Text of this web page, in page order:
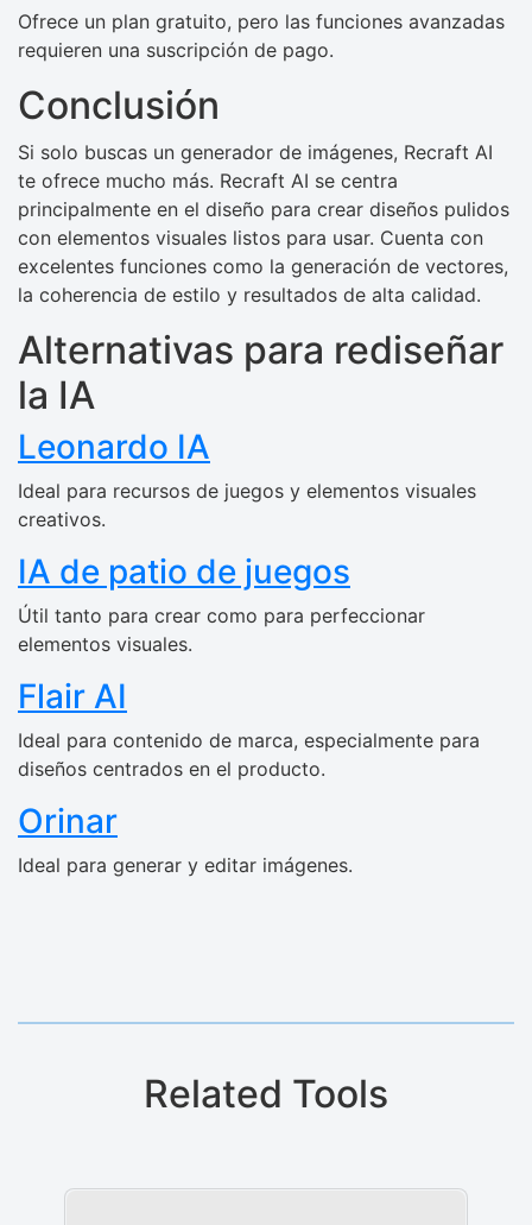
Ofrece un plan gratuito, pero las funciones avanzadas
requieren una suscripción de pago.
Conclusión
Si solo buscas un generador de imágenes, Recraft AI
te ofrece mucho más. Recraft AI se centra
principalmente en el diseño para crear diseños pulidos
con elementos visuales listos para usar. Cuenta con
excelentes funciones como la generación de vectores,
la coherencia de estilo y resultados de alta calidad.
Alternativas para rediseñar
la IA
Leonardo IA
Ideal para recursos de juegos y elementos visuales
creativos.
IA de patio de juegos
Útil tanto para crear como para perfeccionar
elementos visuales.
Flair AI
Ideal para contenido de marca, especialmente para
diseños centrados en el producto.
Orinar
Ideal para generar y editar imágenes.
Related Tools